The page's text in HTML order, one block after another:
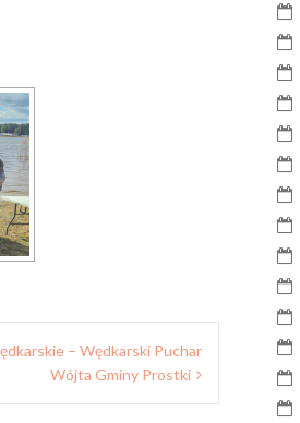
– Wędkarski Puchar
Wójta Gminy Prostki